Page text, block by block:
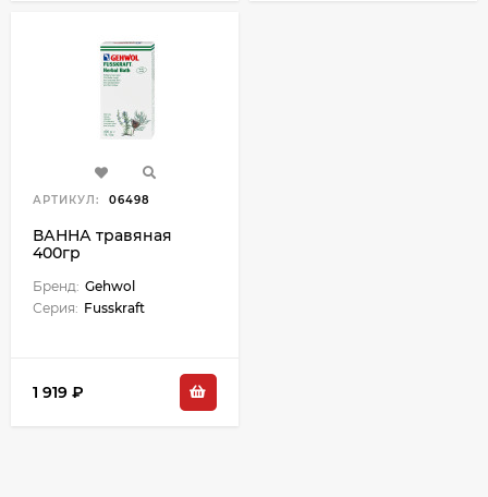
АРТИКУЛ: 06498
ВАННА травяная
400гр
Бренд: Gehwol
Серия: Fusskraft
1 919 ₽